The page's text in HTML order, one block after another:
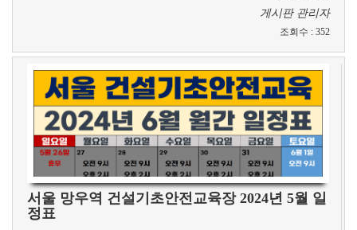
게시판 관리자
조회수 : 352
서울 망우역 건설기초안전교육장 2024년 5월 일
정표